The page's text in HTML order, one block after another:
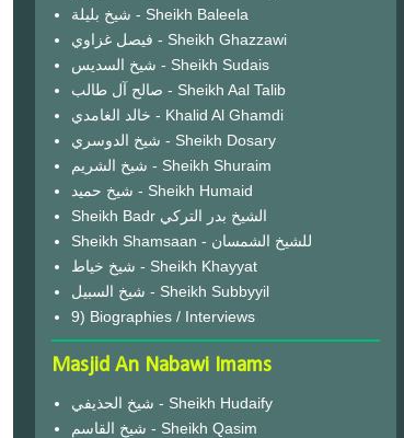
شيخ بليلة - Sheikh Baleela
فيصل غزاوي - Sheikh Ghazzawi
شيخ السديس - Sheikh Sudais
صالح آل طالب - Sheikh Aal Talib
خالد الغامدي - Khalid Al Ghamdi
شيخ الدوسري - Sheikh Dosary
شيخ الشريم - Sheikh Shuraim
شيخ حميد - Sheikh Humaid
Sheikh Badr الشيخ بدر التركي
Sheikh Shamsaan - للشيخ الشمسان
شيخ خياط - Sheikh Khayyat
شيخ السبيل - Sheikh Subbyyil
9) Biographies / Interviews
Masjid An Nabawi Imams
شيخ الحذيفي - Sheikh Hudaify
شيخ القاسم - Sheikh Qasim